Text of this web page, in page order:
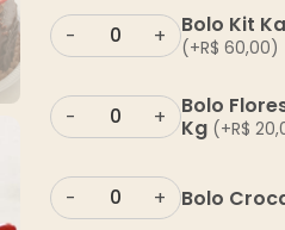
- + Bolo Kit
(+R$ 60,00)
- +
Bolo
Kg (+R$
- + Bolo